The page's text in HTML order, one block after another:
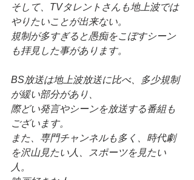
そして、TVタレントさんも地上波では
やりたいことが出来ない。
規制が多すぎると愚痴をこぼすシーン
も拝見した事があります。
BS放送は地上波放送に比べ、多少規制
が緩い部分があり、
際どい発言やシーンを放送する番組も
ございます。
また、専門チャンネルも多く、時代劇
を沢山見たい人、スポーツを見たい
人。